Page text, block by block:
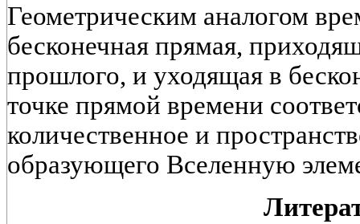
Геометрическим аналогом
бесконечная прямая,
прошлого, и уходящая в
точке прямой времени
количественное и
образующего Вселенную